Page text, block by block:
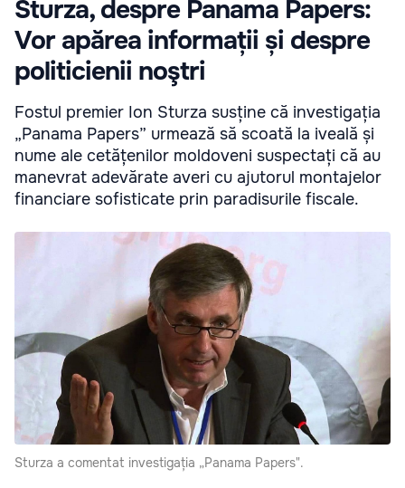
Sturza, despre Panama Papers:
Vor apărea informații și despre
politicienii noştri
Fostul premier Ion Sturza susține că investigația
„Panama Papers” urmează să scoată la iveală și
nume ale cetățenilor moldoveni suspectați că au
manevrat adevărate averi cu ajutorul montajelor
financiare sofisticate prin paradisurile fiscale.
Sturza a comentat investigația „Panama Papers".